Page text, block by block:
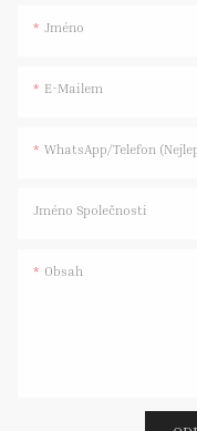
Jméno
E-Mailem
WhatsApp/telefon
Jméno Společnosti
Obsah